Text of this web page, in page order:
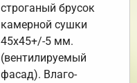
строганый брусок
камерной сушки
45х45+/-5 мм.
(вентилируемый
фасад). Влаго-